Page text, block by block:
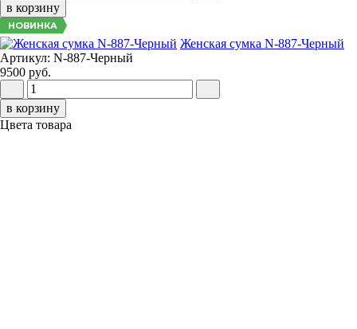
в корзину
НОВИНКА
Женская сумка N-887-Черный
Артикул: N-887-Черный
9500 руб.
в корзину
Цвета товара